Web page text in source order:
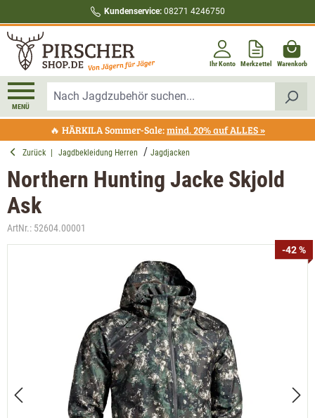
Kundenservice: 08271 4246750
Ihr Konto Merkzettel Warenkorb
MENÜ
🔥 HÄRKILA Sommer-Sale:mind. 20% auf ALLES »
Zurück Jagdbekleidung Herren Jagdjacken
Northern Hunting Jacke Skjold
Ask
ArtNr.: 52604.00001
-42 %